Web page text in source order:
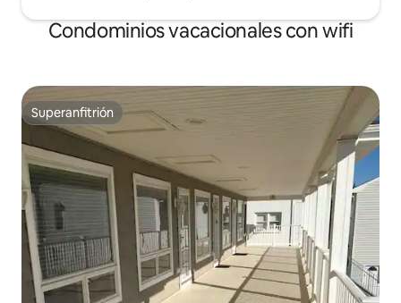
Condominios vacacionales con wifi
Superanfitrión
Superanfitrión